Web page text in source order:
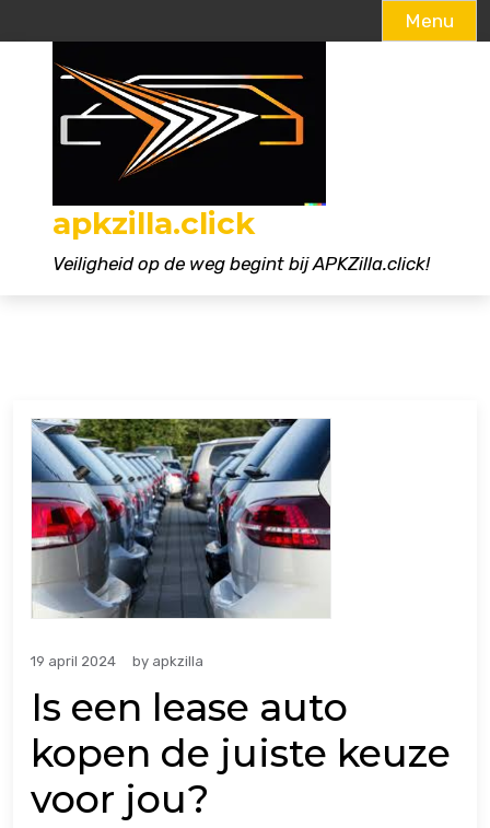
Menu
apkzilla.click
Veiligheid op de weg begint bij APKZilla.click!
19 april 2024 by apkzilla
Is een lease auto
kopen de juiste keuze
voor jou?